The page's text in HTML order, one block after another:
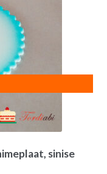
sinise